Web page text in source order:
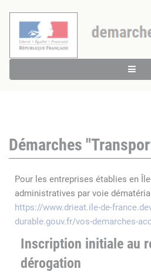
Démarches
Pour les entreprises établies en
administratives par voie
https://www.drieat.ile-de-
durable.gouv.fr/vos-demarches-
Inscription initiale au
dérogation